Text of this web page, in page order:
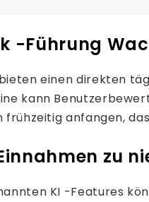
-Führung
einen direkten
kann
frühzeitig anfangen,
zu
KI -Features